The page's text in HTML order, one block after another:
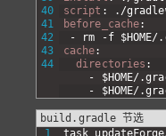
40
41
42
43
44
script : ./
before_cache:
-
rm -f $HOME/ .
cache:
directories :
-
$HOME/ .
-
$HOME/ .
build.gradle 节选
1
task